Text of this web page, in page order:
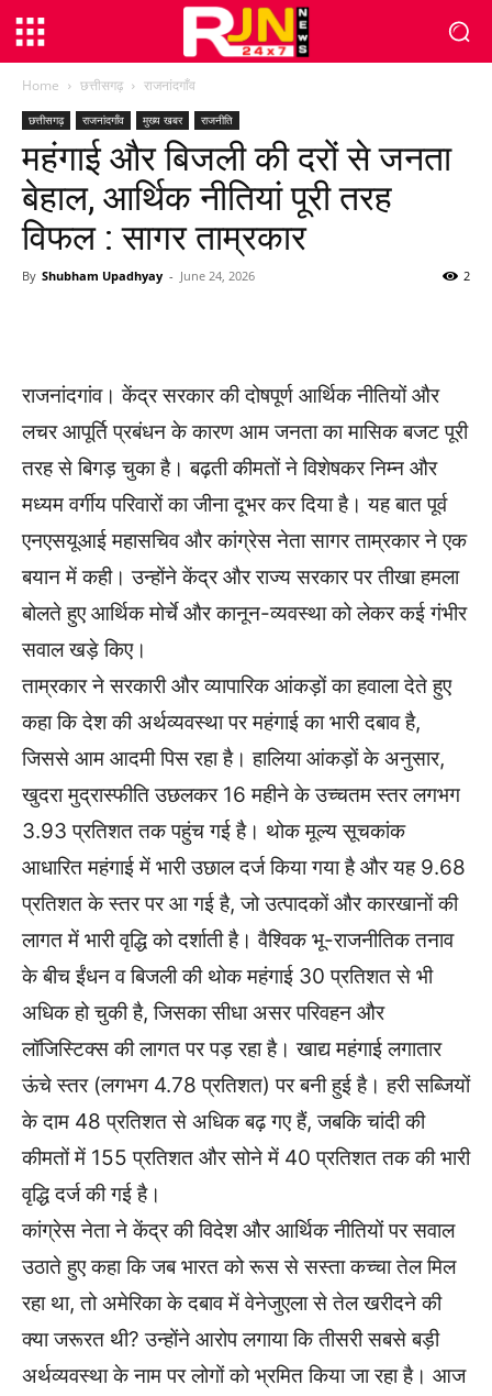
Home छत्तीसगढ़ राजनांदगाँव
छत्तीसगढ़ राजनांदगाँव मुख्य खबर राजनीति
महंगाई और बिजली की दरों से जनता
बेहाल, आर्थिक नीतियां पूरी तरह
विफल : सागर ताम्रकार
By Shubham Upadhyay - June 24, 2026 2
राजनांदगांव। केंद्र सरकार की दोषपूर्ण आर्थिक नीतियों और
लचर आपूर्ति प्रबंधन के कारण आम जनता का मासिक बजट पूरी
तरह से बिगड़ चुका है। बढ़ती कीमतों ने विशेषकर निम्न और
मध्यम वर्गीय परिवारों का जीना दूभर कर दिया है। यह बात पूर्व
एनएसयूआई महासचिव और कांग्रेस नेता सागर ताम्रकार ने एक
बयान में कही। उन्होंने केंद्र और राज्य सरकार पर तीखा हमला
बोलते हुए आर्थिक मोर्चे और कानून-व्यवस्था को लेकर कई गंभीर
सवाल खड़े किए।
ताम्रकार ने सरकारी और व्यापारिक आंकड़ों का हवाला देते हुए
कहा कि देश की अर्थव्यवस्था पर महंगाई का भारी दबाव है,
जिससे आम आदमी पिस रहा है। हालिया आंकड़ों के अनुसार,
खुदरा मुद्रास्फीति उछलकर 16 महीने के उच्चतम स्तर लगभग
3.93 प्रतिशत तक पहुंच गई है। थोक मूल्य सूचकांक
आधारित महंगाई में भारी उछाल दर्ज किया गया है और यह 9.68
प्रतिशत के स्तर पर आ गई है, जो उत्पादकों और कारखानों की
लागत में भारी वृद्धि को दर्शाती है। वैश्विक भू-राजनीतिक तनाव
के बीच ईंधन व बिजली की थोक महंगाई 30 प्रतिशत से भी
अधिक हो चुकी है, जिसका सीधा असर परिवहन और
लॉजिस्टिक्स की लागत पर पड़ रहा है। खाद्य महंगाई लगातार
ऊंचे स्तर (लगभग 4.78 प्रतिशत) पर बनी हुई है। हरी सब्जियों
के दाम 48 प्रतिशत से अधिक बढ़ गए हैं, जबकि चांदी की
कीमतों में 155 प्रतिशत और सोने में 40 प्रतिशत तक की भारी
वृद्धि दर्ज की गई है।
कांग्रेस नेता ने केंद्र की विदेश और आर्थिक नीतियों पर सवाल
उठाते हुए कहा कि जब भारत को रूस से सस्ता कच्चा तेल मिल
रहा था, तो अमेरिका के दबाव में वेनेजुएला से तेल खरीदने की
क्या जरूरत थी? उन्होंने आरोप लगाया कि तीसरी सबसे बड़ी
अर्थव्यवस्था के नाम पर लोगों को भ्रमित किया जा रहा है। आज